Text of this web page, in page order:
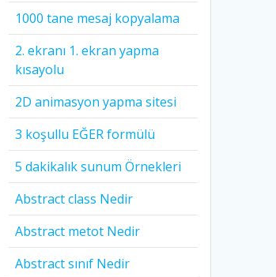
1000 tane mesaj kopyalama
2. ekranı 1. ekran yapma
kısayolu
2D animasyon yapma sitesi
3 koşullu EĞER formülü
5 dakikalık sunum Örnekleri
Abstract class Nedir
Abstract metot Nedir
Abstract sınıf Nedir